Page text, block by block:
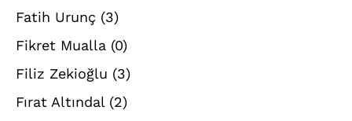
Fatih Urunç (3)
Fikret Mualla (0)
Filiz Zekioğlu (3)
Fırat Altındal (2)